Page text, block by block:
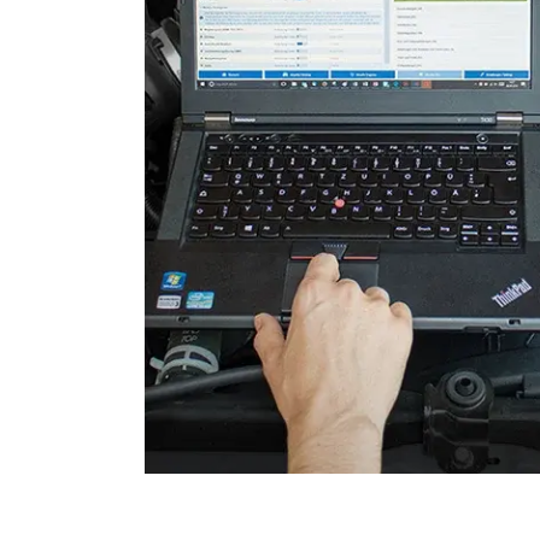
Elektronische Zündanlage
Elektronisches Wählhebel-
Fahrtrichtungskamera
Fernlichtassistent
Feststellbremse (EPB / SBC)
Gateway
Getriebesteuerung
Heckklappe
Informationsanzeige
Informationsanzeige vorne
Klimaanlage hinten
Kombiinstrument
Kraftstoffpumpe